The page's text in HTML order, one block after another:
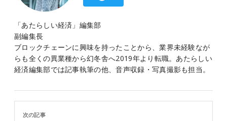
「あたらしい経済」編集部
副編集長
ブロックチェーンに興味を持ったことから、業界未経験なが
らも全くの異業種から幻冬舎へ2019年より転職。あたらしい
経済編集部では記事執筆の他、音声収録・写真撮影も担当。
次の記事